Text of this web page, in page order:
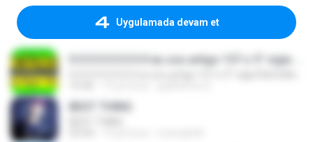
Uygulamada devam et